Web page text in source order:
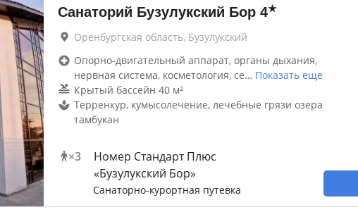
Санаторий Бузулукский Бор 4★
Оренбургская область, Бузулукский
Опорно-двигательный аппарат, органы дыхания,
нервная система, косметология, се… Показать еще
Крытый бассейн 40 м²
Терренкур, кумысолечение, лечебные грязи озера
тамбукан
×3
Номер Стандарт Плюс
«Бузулукский Бор»
Санаторно-курортная путевка